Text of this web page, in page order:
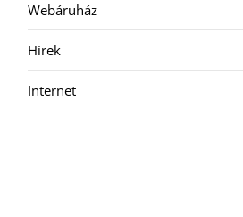
Webáruház
Hírek
Internet